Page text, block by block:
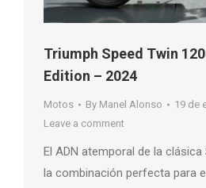
Triumph Speed Twin
Edition – 2024
Motos By Manel Alonso
19 de
Leave a comment
El ADN atemporal de la
la combinación perfecta para